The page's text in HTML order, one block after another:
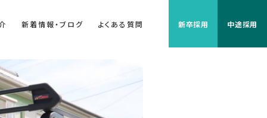
新着情報・ブログ よくある質問 新卒採用 中途採用